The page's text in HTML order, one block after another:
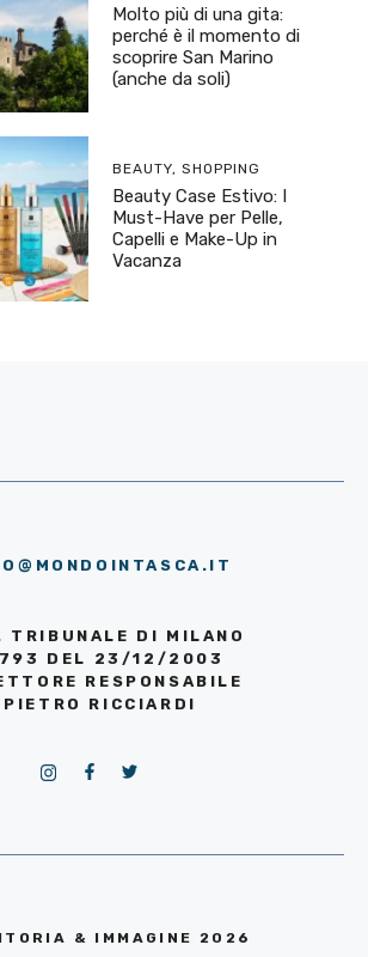
Molto più di una gita:
perché è il momento di
scoprire San Marino
(anche da soli)
BEAUTY, SHOPPING
Beauty Case Estivo: I
Must-Have per Pelle,
Capelli e Make-Up in
Vacanza
TRIBUNALE DI MILANO
DEL 23/12/2003
RESPONSABILE
PIETRO RICCIARDI
& IMMAGINE 2026